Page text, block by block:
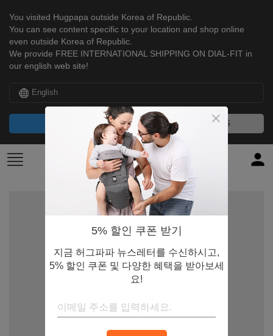
You visited Hugpapa outside Korea of Republic.
You can see content specific to your location and shop online
even outside Korea of Republic.
We provide FREE INTERNATIONAL SHIPPING ON DIAL-FIT in
our english web site!
English
NO, THANKS
5% 할인 쿠폰 받기
지금 허그파파 뉴스레터를 수신하시고,
5% 할인 쿠폰 및 다양한 혜택을 받아보세
요!